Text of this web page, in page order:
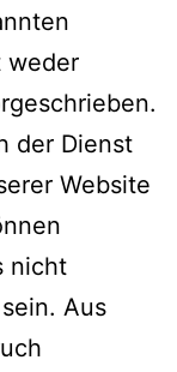
weder
der Dienst
Website
nicht
Aus